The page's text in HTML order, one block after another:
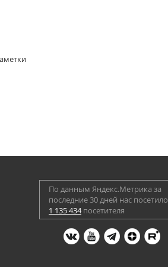
По данным Яндекс.Метрика за
последние 30 дней нас посетило
1 135 434посетителя